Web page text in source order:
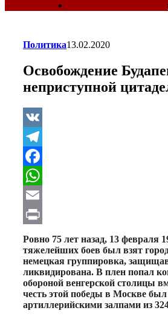
Политика13.02.2020
Освобождение
неприступной
VK
Telegram
Facebook
WhatsApp
Email
Print
Ровно 75 лет назад, 13 февраля
тяжелейших боев был взят
немецкая группировка,
ликвидирована. В плен попал
обороной венгерской столицы
честь этой победы в Москве
артиллерийскими залпами из